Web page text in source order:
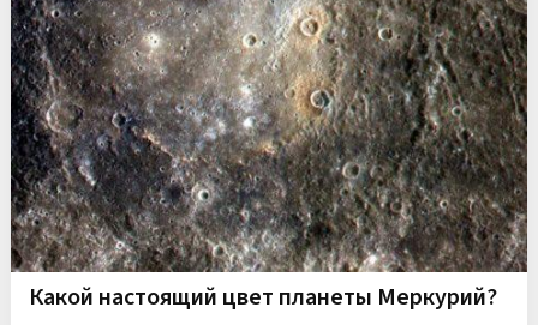
Какой настоящий цвет планеты Меркурий?